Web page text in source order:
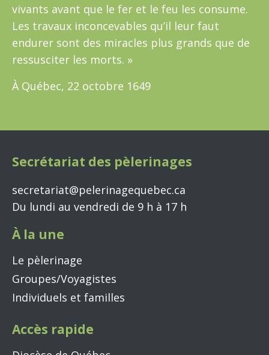
vivants avant que le fer et le feu les consume.
Les travaux inconcevables qu’il leur faut
endurer sont des miracles plus grands que de
ressusciter les morts. »
À Québec, 22 octobre 1649
Secrétariat des pèlerinages
secretariat@pelerinagequebec.ca
Du lundi au vendredi de 9 h à 17 h
À la une
Le pèlerinage
Groupes/Voyagistes
Individuels et familles
Accès rapide